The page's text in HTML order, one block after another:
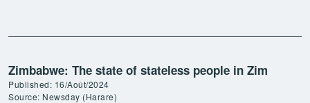
Zimbabwe: The state of stateless people in Zim
Published: 16/Août/2024
Source: Newsday (Harare)